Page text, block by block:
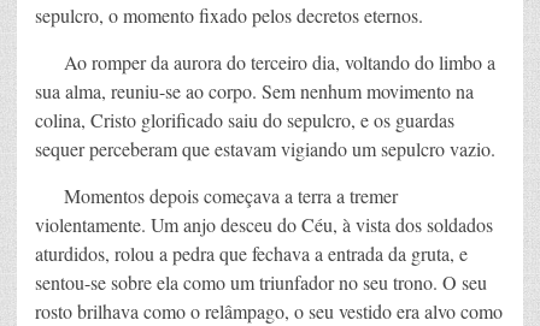
sepulcro, o momento fixado pelos decretos eternos.
Ao romper da aurora do terceiro dia, voltando do limbo a
sua alma, reuniu-se ao corpo. Sem nenhum movimento na
colina, Cristo glorificado saiu do sepulcro, e os guardas
sequer perceberam que estavam vigiando um sepulcro vazio.
Momentos depois começava a terra a tremer
violentamente. Um anjo desceu do Céu, à vista dos soldados
aturdidos, rolou a pedra que fechava a entrada da gruta, e
sentou-se sobre ela como um triunfador no seu trono. O seu
rosto brilhava como o relâmpago, o seu vestido era alvo como